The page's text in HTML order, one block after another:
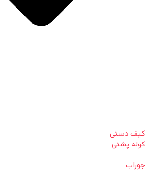
کیف دستی
کوله پشتی
جوراب